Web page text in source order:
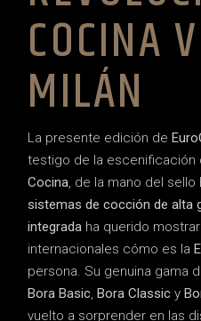
COCINA
MILÁN
La presente edición de
testigo de la escenificación
Cocina, de la mano del sello
sistemas de cocción de alta
integrada ha querido
internacionales cómo es la
persona. Su genuina gama
Bora Basic,Bora Classic y
vuelto a sorprender en las